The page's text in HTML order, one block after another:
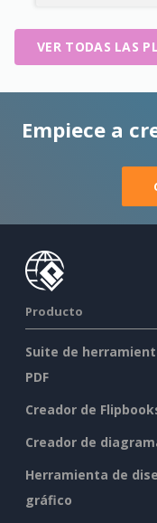
VER TODAS LAS
Empiece a
Producto
Suite de
PDF
Creador de
Creador de
Herramienta de
gráfico